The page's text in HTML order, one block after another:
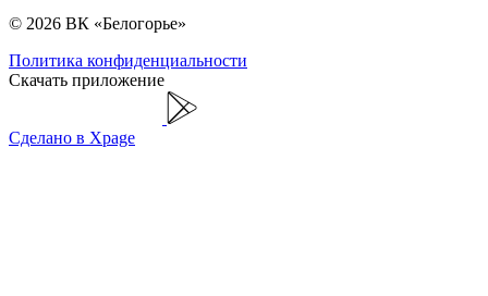
© 2026 ВК «Белогорье»
Политика конфиденциальности
Скачать приложение
Сделано в Xpage